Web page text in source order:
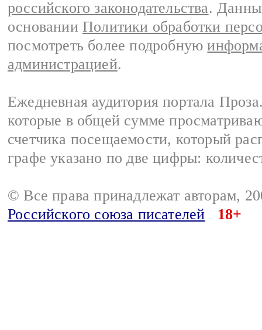
российского законодательства.
основании Политики обработки
посмотреть более подробную
администрацией.
Ежедневная аудитория портала
которые в общей сумме
счетчика посещаемости, который
графе указано по две цифры:
© Все права принадлежат авторам,
Российского союза писателей
18+